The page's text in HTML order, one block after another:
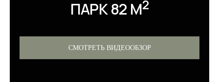
ПАРК 82 М2
СМОТРЕТЬ ВИДЕООБЗОР